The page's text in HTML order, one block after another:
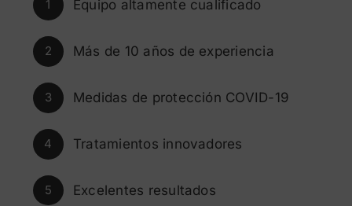
1 Equipo altamente cualificado
2 Más de 10 años de experiencia
3 Medidas de protección COVID-19
4 Tratamientos innovadores
5 Excelentes resultados